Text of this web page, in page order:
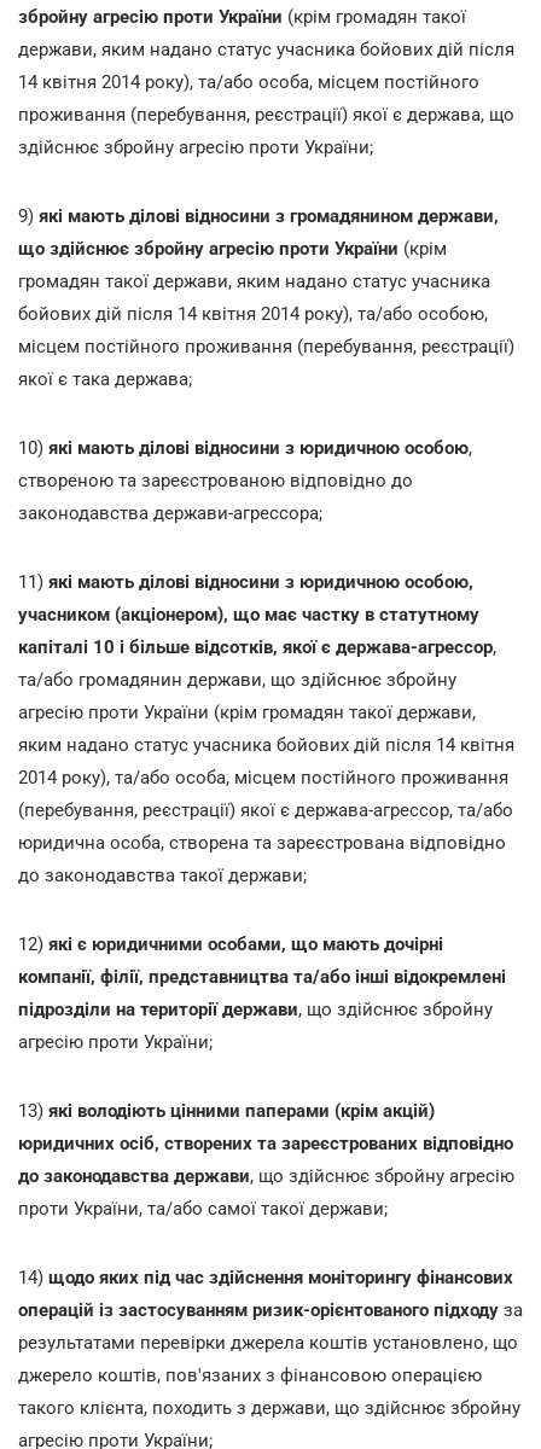
збройну агресію проти України (крім громадян такої
держави, яким надано статус учасника бойових дій після
14 квітня 2014 року), та/або особа, місцем постійного
проживання (перебування, реєстрації) якої є держава, що
здійснює збройну агресію проти України;
9) які мають ділові відносини з громадянином держави,
що здійснює збройну агресію проти України (крім
громадян такої держави, яким надано статус учасника
бойових дій після 14 квітня 2014 року), та/або особою,
місцем постійного проживання (перебування, реєстрації)
якої є така держава;
10) які мають ділові відносини з юридичною особою,
створеною та зареєстрованою відповідно до
законодавства держави-агрессора;
11) які мають ділові відносини з юридичною особою,
учасником (акціонером), що має частку в статутному
капіталі 10 і більше відсотків, якої є держава-агрессор,
та/або громадянин держави, що здійснює збройну
агресію проти України (крім громадян такої держави,
яким надано статус учасника бойових дій після 14 квітня
2014 року), та/або особа, місцем постійного проживання
(перебування, реєстрації) якої є держава-агрессор, та/або
юридична особа, створена та зареєстрована відповідно
до законодавства такої держави;
12) які є юридичними особами, що мають дочірні
компанії, філії, представництва та/або інші відокремлені
підрозділи на території держави, що здійснює збройну
агресію проти України;
13) які володіють цінними паперами (крім акцій)
юридичних осіб, створених та зареєстрованих відповідно
до законодавства держави, що здійснює збройну агресію
проти України, та/або самої такої держави;
14) щодо яких під час здійснення моніторингу фінансових
операцій із застосуванням ризик-орієнтованого підходу за
результатами перевірки джерела коштів установлено, що
джерело коштів, пов'язаних з фінансовою операцією
такого клієнта, походить з держави, що здійснює збройну
агресію проти України;